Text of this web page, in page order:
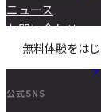
ニュース
お問い合わせ
無料体験をは
公式SNS